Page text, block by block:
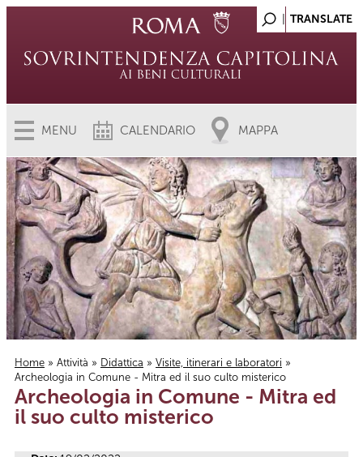
MENU CALENDARIO MAPPA
Tu sei qui
Home » Attività » Didattica » Visite, itinerari e laboratori »
Archeologia in Comune - Mitra ed il suo culto misterico
Archeologia in Comune - Mitra ed
il suo culto misterico